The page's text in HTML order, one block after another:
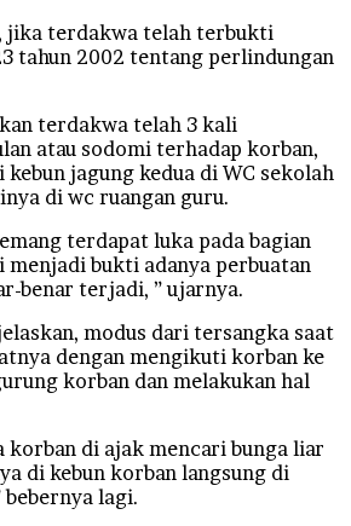
jika terdakwa telah terbukti
tahun 2002 tentang perlindungan
terdakwa telah 3 kali
atau sodomi terhadap korban,
jagung kedua di WC sekolah
di wc ruangan guru.
terdapat luka pada bagian
bukti adanya perbuatan
benar terjadi, ” ujarnya.
modus dari tersangka saat
dengan mengikuti korban ke
korban dan melakukan hal
korban di ajak mencari bunga liar
di kebun korban langsung di
bebernya lagi.